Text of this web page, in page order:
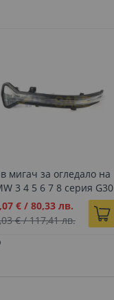
мигач за огледало на
3 4 5 6 7 8 серия G30
GT G11 (2016+)
€/ 80,33 лв.
€/117,41 лв.